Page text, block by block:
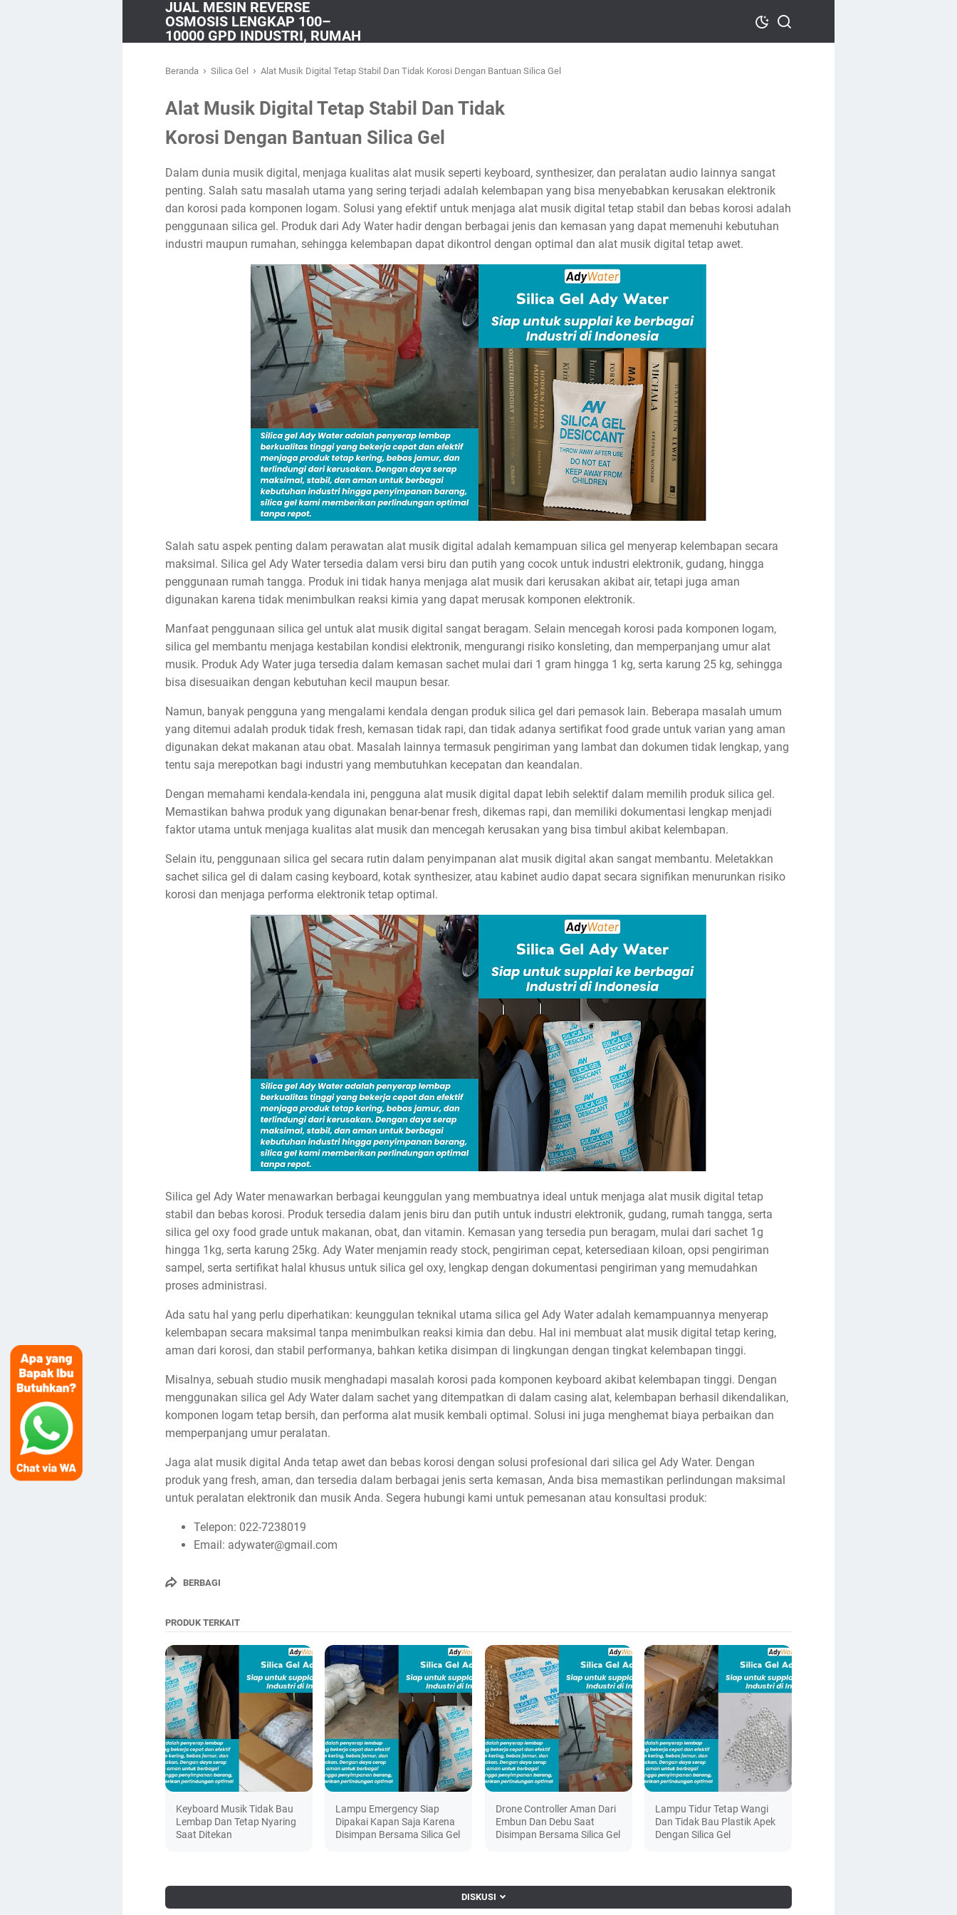
JUAL MESIN REVERSE
OSMOSIS LENGKAP 100–
10000 GPD INDUSTRI, RUMAH
Beranda › Silica Gel › Alat Musik Digital Tetap Stabil Dan Tidak Korosi Dengan Bantuan Silica Gel
Alat Musik Digital Tetap Stabil Dan Tidak
Korosi Dengan Bantuan Silica Gel
Dalam dunia musik digital, menjaga kualitas alat musik seperti keyboard, synthesizer, dan peralatan audio lainnya sangat
penting. Salah satu masalah utama yang sering terjadi adalah kelembapan yang bisa menyebabkan kerusakan elektronik
dan korosi pada komponen logam. Solusi yang efektif untuk menjaga alat musik digital tetap stabil dan bebas korosi adalah
penggunaan silica gel. Produk dari Ady Water hadir dengan berbagai jenis dan kemasan yang dapat memenuhi kebutuhan
industri maupun rumahan, sehingga kelembapan dapat dikontrol dengan optimal dan alat musik digital tetap awet.
Salah satu aspek penting dalam perawatan alat musik digital adalah kemampuan silica gel menyerap kelembapan secara
maksimal. Silica gel Ady Water tersedia dalam versi biru dan putih yang cocok untuk industri elektronik, gudang, hingga
penggunaan rumah tangga. Produk ini tidak hanya menjaga alat musik dari kerusakan akibat air, tetapi juga aman
digunakan karena tidak menimbulkan reaksi kimia yang dapat merusak komponen elektronik.
Manfaat penggunaan silica gel untuk alat musik digital sangat beragam. Selain mencegah korosi pada komponen logam,
silica gel membantu menjaga kestabilan kondisi elektronik, mengurangi risiko konsleting, dan memperpanjang umur alat
musik. Produk Ady Water juga tersedia dalam kemasan sachet mulai dari 1 gram hingga 1 kg, serta karung 25 kg, sehingga
bisa disesuaikan dengan kebutuhan kecil maupun besar.
Namun, banyak pengguna yang mengalami kendala dengan produk silica gel dari pemasok lain. Beberapa masalah umum
yang ditemui adalah produk tidak fresh, kemasan tidak rapi, dan tidak adanya sertifikat food grade untuk varian yang aman
digunakan dekat makanan atau obat. Masalah lainnya termasuk pengiriman yang lambat dan dokumen tidak lengkap, yang
tentu saja merepotkan bagi industri yang membutuhkan kecepatan dan keandalan.
Dengan memahami kendala-kendala ini, pengguna alat musik digital dapat lebih selektif dalam memilih produk silica gel.
Memastikan bahwa produk yang digunakan benar-benar fresh, dikemas rapi, dan memiliki dokumentasi lengkap menjadi
faktor utama untuk menjaga kualitas alat musik dan mencegah kerusakan yang bisa timbul akibat kelembapan.
Selain itu, penggunaan silica gel secara rutin dalam penyimpanan alat musik digital akan sangat membantu. Meletakkan
sachet silica gel di dalam casing keyboard, kotak synthesizer, atau kabinet audio dapat secara signifikan menurunkan risiko
korosi dan menjaga performa elektronik tetap optimal.
Silica gel Ady Water menawarkan berbagai keunggulan yang membuatnya ideal untuk menjaga alat musik digital tetap
stabil dan bebas korosi. Produk tersedia dalam jenis biru dan putih untuk industri elektronik, gudang, rumah tangga, serta
silica gel oxy food grade untuk makanan, obat, dan vitamin. Kemasan yang tersedia pun beragam, mulai dari sachet 1g
hingga 1kg, serta karung 25kg. Ady Water menjamin ready stock, pengiriman cepat, ketersediaan kiloan, opsi pengiriman
sampel, serta sertifikat halal khusus untuk silica gel oxy, lengkap dengan dokumentasi pengiriman yang memudahkan
proses administrasi.
Ada satu hal yang perlu diperhatikan: keunggulan teknikal utama silica gel Ady Water adalah kemampuannya menyerap
kelembapan secara maksimal tanpa menimbulkan reaksi kimia dan debu. Hal ini membuat alat musik digital tetap kering,
aman dari korosi, dan stabil performanya, bahkan ketika disimpan di lingkungan dengan tingkat kelembapan tinggi.
Misalnya, sebuah studio musik menghadapi masalah korosi pada komponen keyboard akibat kelembapan tinggi. Dengan
menggunakan silica gel Ady Water dalam sachet yang ditempatkan di dalam casing alat, kelembapan berhasil dikendalikan,
komponen logam tetap bersih, dan performa alat musik kembali optimal. Solusi ini juga menghemat biaya perbaikan dan
memperpanjang umur peralatan.
Jaga alat musik digital Anda tetap awet dan bebas korosi dengan solusi profesional dari silica gel Ady Water. Dengan
produk yang fresh, aman, dan tersedia dalam berbagai jenis serta kemasan, Anda bisa memastikan perlindungan maksimal
untuk peralatan elektronik dan musik Anda. Segera hubungi kami untuk pemesanan atau konsultasi produk:
Telepon: 022-7238019
Email: adywater@gmail.com
BERBAGI
PRODUK TERKAIT
Keyboard Musik Tidak Bau
Lembap Dan Tetap Nyaring
Saat Ditekan
Lampu Emergency Siap
Dipakai Kapan Saja Karena
Disimpan Bersama Silica Gel
Drone Controller Aman Dari
Embun Dan Debu Saat
Disimpan Bersama Silica Gel
Lampu Tidur Tetap Wangi
Dan Tidak Bau Plastik Apek
Dengan Silica Gel
DISKUSI